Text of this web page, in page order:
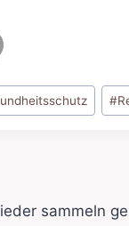
#
sammeln